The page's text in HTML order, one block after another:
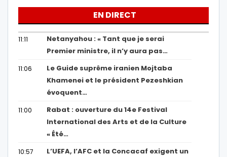
EN DIRECT
11:11
Netanyahou : « Tant que je serai
Premier ministre, il n’y aura pas…
11:06
Le Guide suprême iranien Mojtaba
Khamenei et le président Pezeshkian
évoquent…
11:00
Rabat : ouverture du 14e Festival
International des Arts et de la Culture
« Été…
10:57
L’UEFA, l’AFC et la Concacaf exigent un